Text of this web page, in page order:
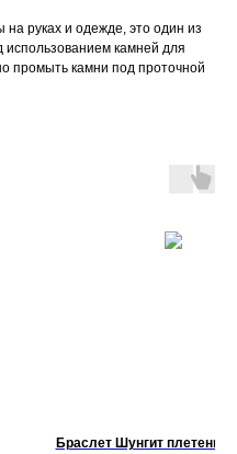
на руках и одежде, это один из
использованием камней для
промыть камни под проточной
Браслет Шунгит плетеный